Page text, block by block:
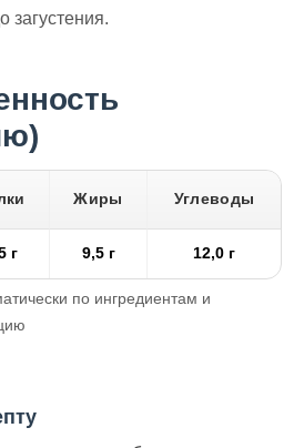
загустения.
Жиры Углеводы
г 9,5 г 12,0 г
по ингредиентам и